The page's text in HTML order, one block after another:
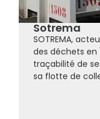
Sotrema
SOTREMA,
des déchets
traçabilité de
sa flotte de